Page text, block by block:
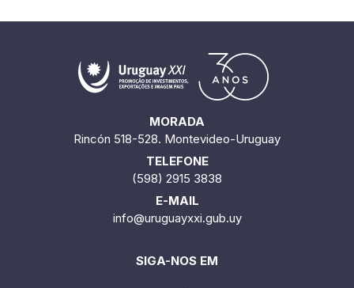
MORADA
Rincón 518-528. Montevideo-Uruguay
TELEFONE
(598) 2915 3838
E-MAIL
info@uruguayxxi.gub.uy
SIGA-NOS EM